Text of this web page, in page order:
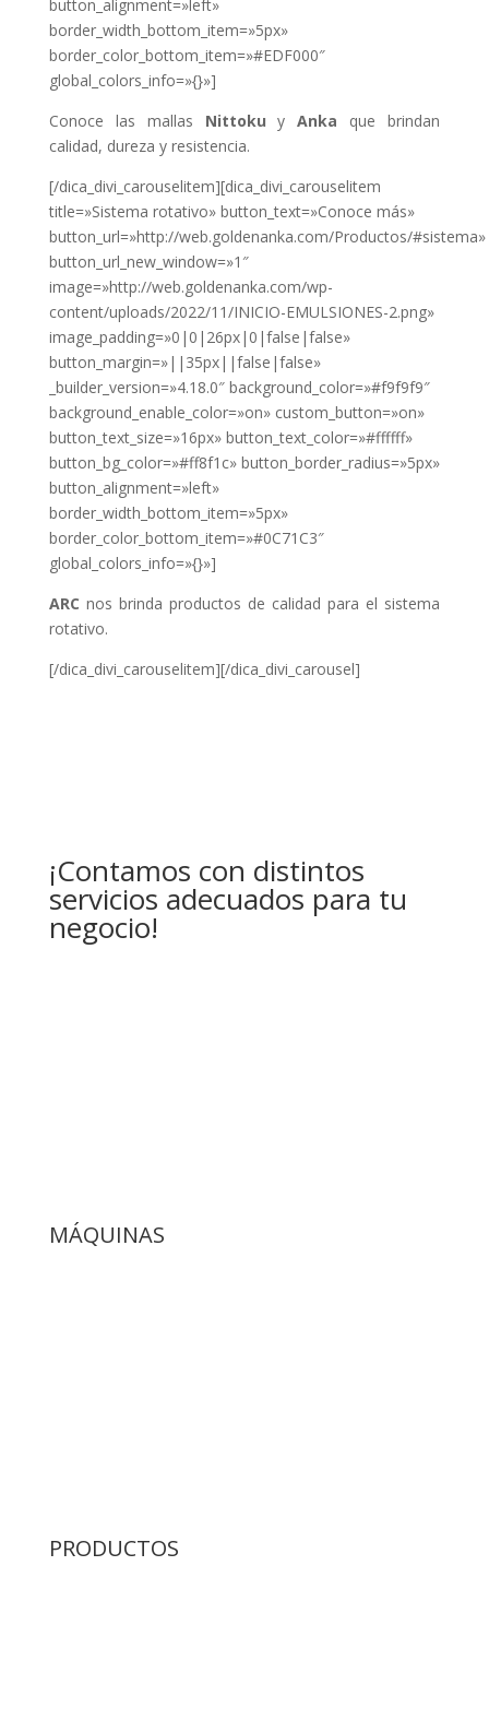
button_alignment=»left»
border_width_bottom_item=»5px»
border_color_bottom_item=»#EDF000″
global_colors_info=»{}»]
Conoce las mallas Nittoku yAnka que brindan
calidad, dureza y resistencia.
[/dica_divi_carouselitem][dica_divi_carouselitem
title=»Sistema rotativo» button_text=»Conoce más»
button_url=»http://web.goldenanka.com/Productos/#sistema»
button_url_new_window=»1″
image=»http://web.goldenanka.com/wp-
content/uploads/2022/11/INICIO-EMULSIONES-2.png»
image_padding=»0|0|26px|0|false|false»
button_margin=»||35px||false|false»
_builder_version=»4.18.0″ background_color=»#f9f9f9″
background_enable_color=»on» custom_button=»on»
button_text_size=»16px» button_text_color=»#ffffff»
button_bg_color=»#ff8f1c» button_border_radius=»5px»
button_alignment=»left»
border_width_bottom_item=»5px»
border_color_bottom_item=»#0C71C3″
global_colors_info=»{}»]
ARC nos brinda productos de calidad para el sistema
rotativo.
[/dica_divi_carouselitem][/dica_divi_carousel]
¡Contamos con distintos
servicios adecuados para tu
negocio!
MÁQUINAS
PRODUCTOS